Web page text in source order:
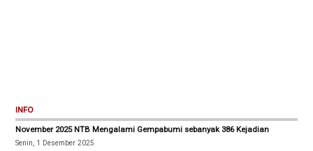
INFO
November 2025 NTB Mengalami Gempabumi sebanyak 386 Kejadian
Senin, 1 Desember 2025